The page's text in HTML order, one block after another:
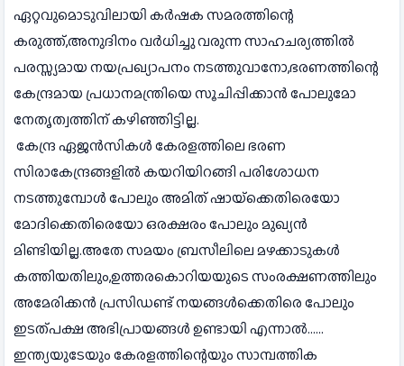
ഏറ്റവുമൊടുവിലായി കർഷക സമരത്തിന്റെ
കരുത്ത്,അനുദിനം വർധിച്ചു വരുന്ന സാഹചര്യത്തിൽ
പരസ്സ്യമായ നയപ്രഖ്യാപനം നടത്തുവാനോ,ഭരണത്തിന്റെ
കേന്ദ്രമായ പ്രധാനമന്ത്രിയെ സൂചിപ്പിക്കാൻ പോലുമോ
നേതൃത്വത്തിന് കഴിഞ്ഞിട്ടില്ല.
കേന്ദ്ര ഏജൻസികൾ കേരളത്തിലെ ഭരണ
സിരാകേന്ദ്രങ്ങളിൽ കയറിയിറങ്ങി പരിശോധന
നടത്തുമ്പോൾ പോലും അമിത് ഷായ്‌ക്കെതിരെയോ
മോദിക്കെതിരെയോ ഒരക്ഷരം പോലും മുഖ്യൻ
മിണ്ടിയില്ല.അതേ സമയം ബ്രസീലിലെ മഴക്കാടുകൾ
കത്തിയതിലും,ഉത്തരകൊറിയയുടെ സംരക്ഷണത്തിലും
അമേരിക്കൻ പ്രസിഡണ്ട് നയങ്ങൾക്കെതിരെ പോലും
ഇടത്പക്ഷ അഭിപ്രായങ്ങൾ ഉണ്ടായി എന്നാൽ......
ഇന്ത്യയുടേയും കേരളത്തിന്റെയും സാമ്പത്തിക